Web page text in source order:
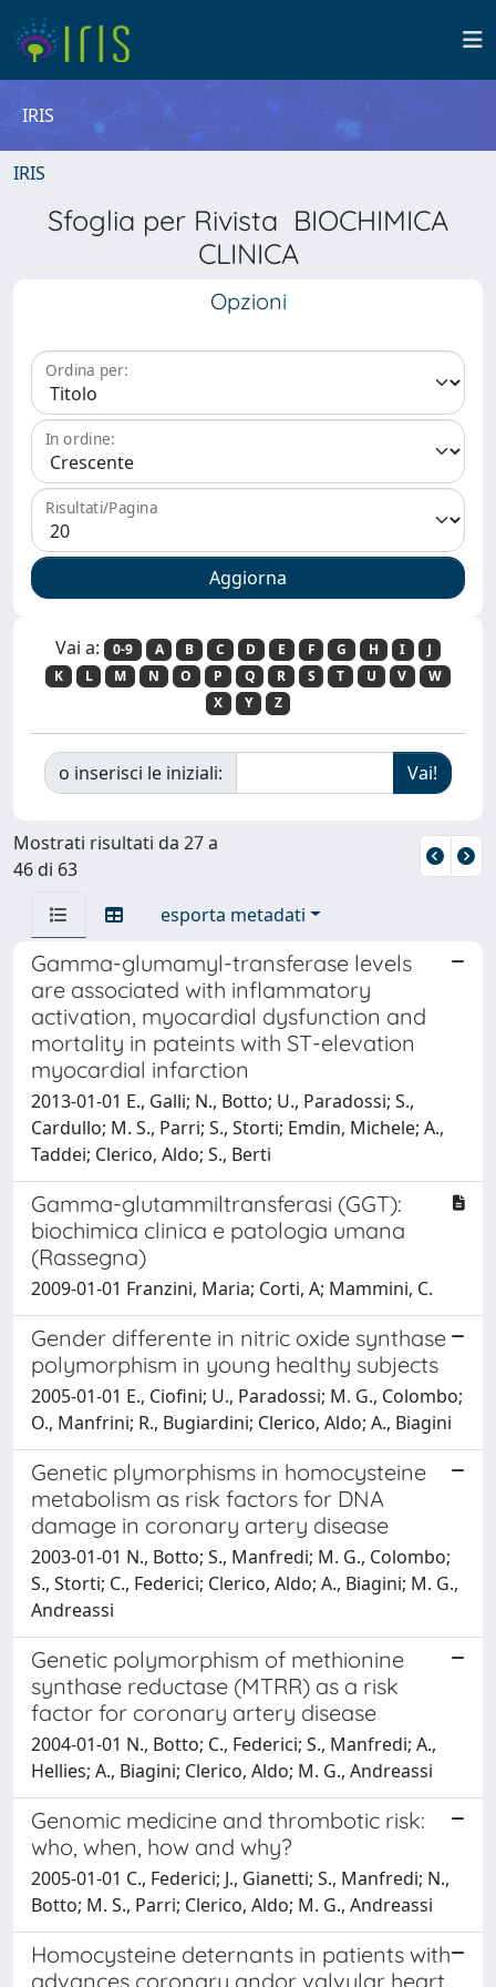
IRIS
IRIS
Sfoglia per Rivista BIOCHIMICA
CLINICA
Opzioni
Ordina per:
In ordine:
Risultati/Pagina
Vai a: 0-9 A B C D E F G H I
J
K
L M N O P Q R S T U V
W
X
Y Z
o inserisci le iniziali:
Mostrati risultati da 27 a
46 di 63
esporta metadati
Gamma-glumamyl-transferase levels
are associated with inflammatory
activation, myocardial dysfunction and
mortality in pateints with ST-elevation
myocardial infarction
2013-01-01 E., Galli; N., Botto; U., Paradossi; S.,
Cardullo; M. S., Parri; S., Storti; Emdin, Michele; A.,
Taddei; Clerico, Aldo; S., Berti
Gamma-glutammiltransferasi (GGT):
biochimica clinica e patologia umana
(Rassegna)
2009-01-01 Franzini, Maria; Corti, A; Mammini, C.
Gender differente in nitric oxide synthase
polymorphism in young healthy subjects
2005-01-01 E., Ciofini; U., Paradossi; M. G., Colombo;
O., Manfrini; R., Bugiardini; Clerico, Aldo; A., Biagini
Genetic plymorphisms in homocysteine
metabolism as risk factors for DNA
damage in coronary artery disease
2003-01-01 N., Botto; S., Manfredi; M. G., Colombo;
S., Storti; C., Federici; Clerico, Aldo; A., Biagini; M. G.,
Andreassi
Genetic polymorphism of methionine
synthase reductase (MTRR) as a risk
factor for coronary artery disease
2004-01-01 N., Botto; C., Federici; S., Manfredi; A.,
Hellies; A., Biagini; Clerico, Aldo; M. G., Andreassi
Genomic medicine and thrombotic risk:
who, when, how and why?
2005-01-01 C., Federici; J., Gianetti; S., Manfredi; N.,
Botto; M. S., Parri; Clerico, Aldo; M. G., Andreassi
Homocysteine deternants in patients with
advances coronary andor valvular heart